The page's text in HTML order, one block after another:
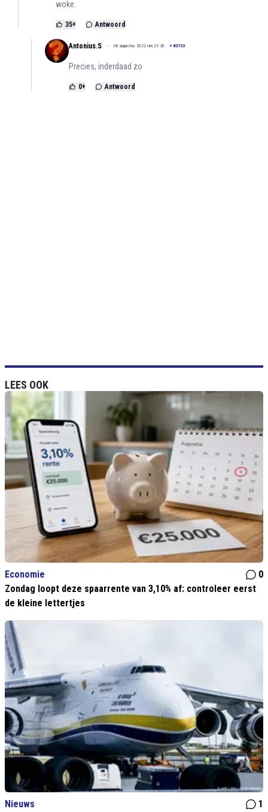
woke.
35+ Antwoord
Antonius.S 08 augustus 2022 om 21:28 + 83733
Precies, inderdaad zo
0+ Antwoord
LEES OOK
Economie
0
Zondag loopt deze spaarrente van 3,10% af: controleer eerst
de kleine lettertjes
Nieuws
1